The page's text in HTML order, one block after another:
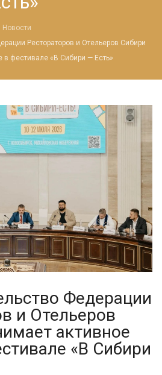
Новости
Рестораторов и Отельеров Сибири
в фестивале «В Сибири — Есть»
Федерации
и Отельеров
активное
«В Сибири